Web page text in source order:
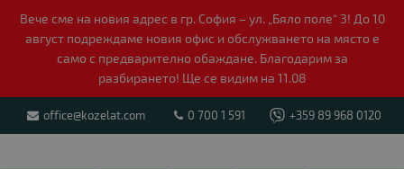
Вече сме на новия адрес в гр. София – ул. „Бяло поле“ 3! До 10
август подреждаме новия офис и обслужването на място е
само с предварително обаждане. Благодарим за
разбирането! Ще се видим на 11.08
office@kozelat.com 0 700 1 591 +359 89 968 0120